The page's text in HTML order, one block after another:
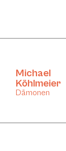
Michael
Köhlmeier
Dämonen